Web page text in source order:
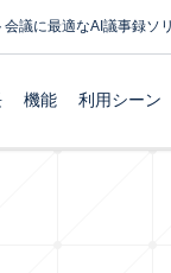
議に最適なAI議事録ソ
機能 利用シーン